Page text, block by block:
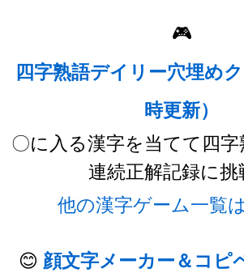
🎮
四字熟語デイリー穴埋め
時更新）
〇に入る漢字を当てて四字
連続正解記録に挑
他の漢字ゲーム一覧
😊 顔文字メーカー＆コピ